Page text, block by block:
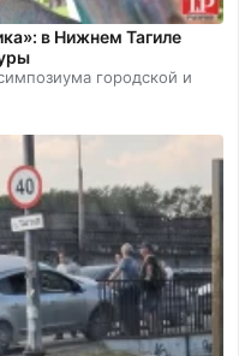
в Нижнем Тагиле
городской и